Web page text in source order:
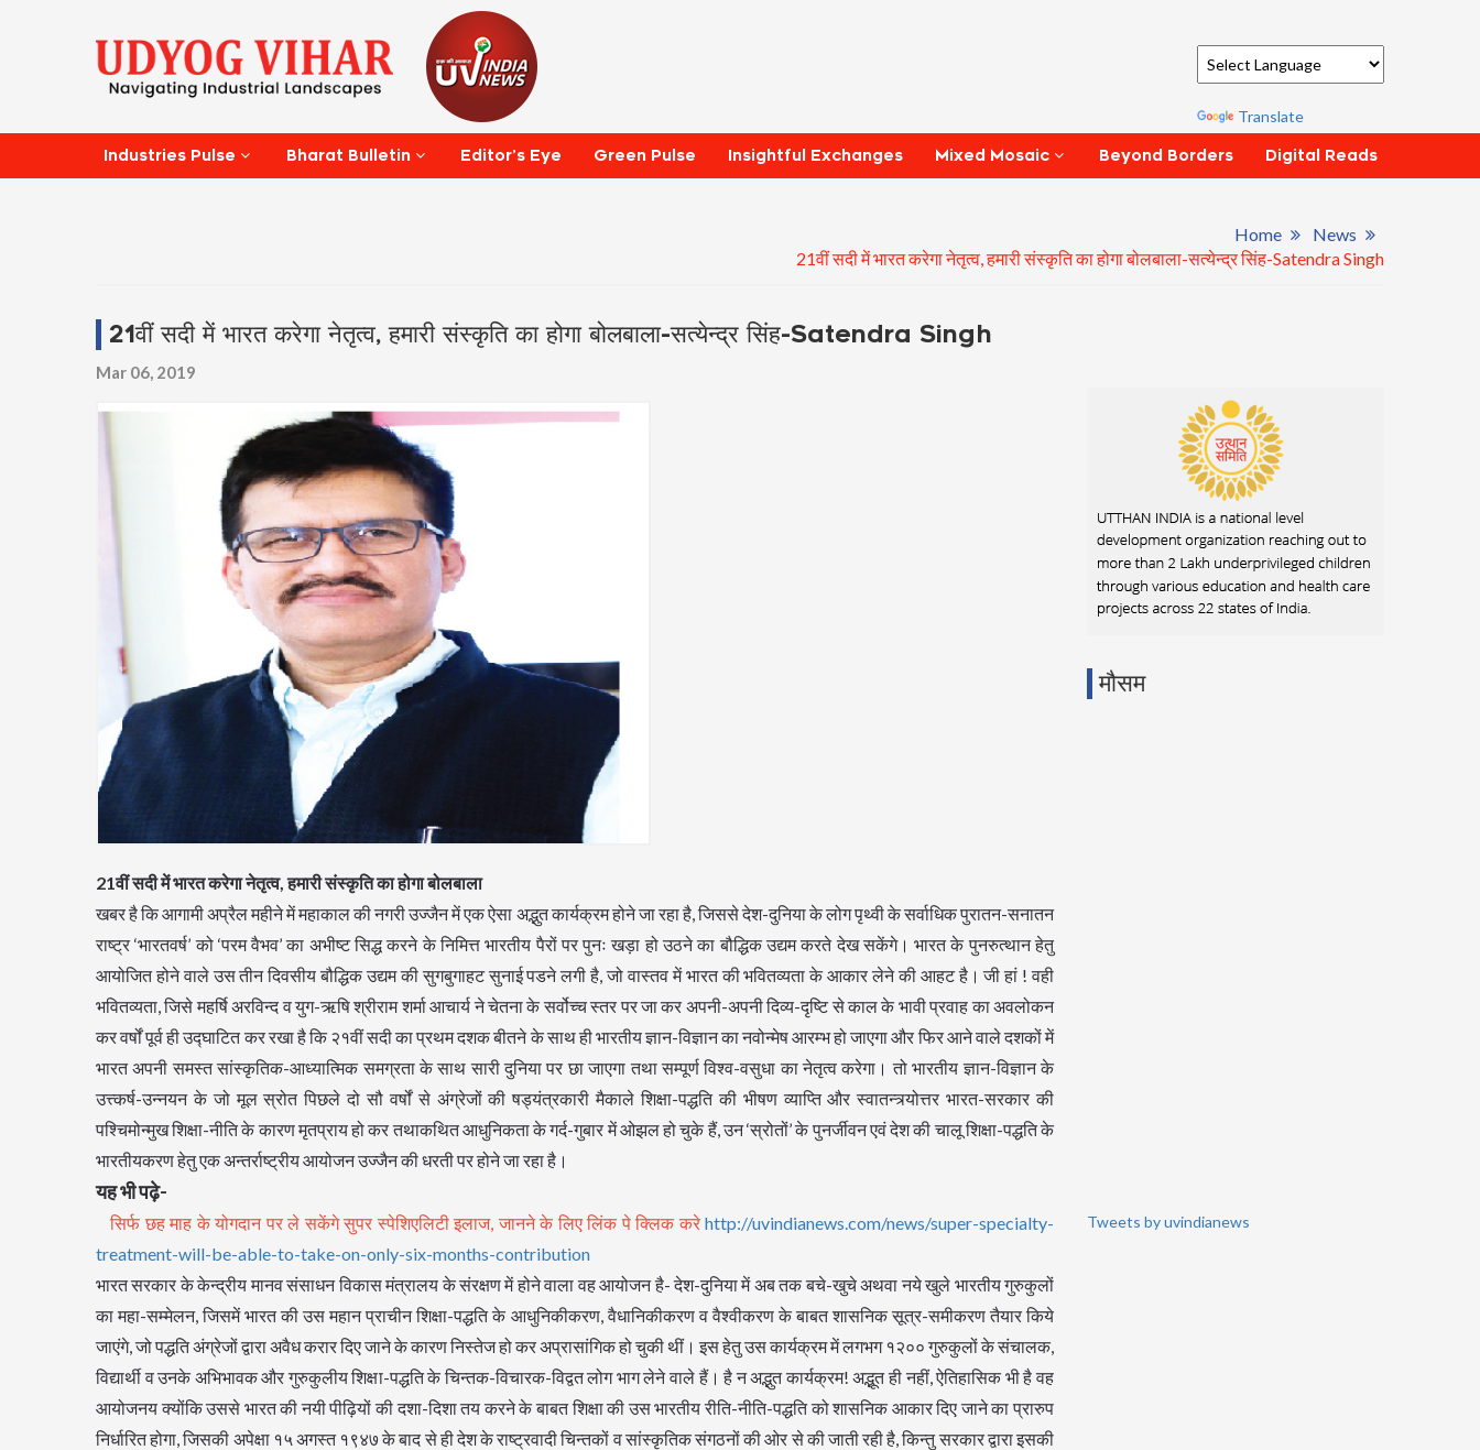
Translate
Industries Pulse Bharat Bulletin Editor’s Eye Green Pulse Insightful Exchanges Mixed Mosaic Beyond Borders Digital Reads
Home
News
21वीं सदी में भारत करेगा नेतृत्व, हमारी संस्कृति का होगा बोलबाला-सत्येन्द्र सिंह-Satendra Singh
21वीं सदी में भारत करेगा नेतृत्व, हमारी संस्कृति का होगा बोलबाला-सत्येन्द्र सिंह-Satendra Singh
Mar 06, 2019
21वीं सदी में भारत करेगा नेतृत्व, हमारी संस्कृति का होगा बोलबाला
खबर है कि आगामी अप्रैल महीने में महाकाल की नगरी उज्जैन में एक ऐसा अद्भुत कार्यक्रम होने जा रहा है, जिससे देश-दुनिया के लोग पृथ्वी के सर्वाधिक पुरातन-सनातन
राष्ट्र ‘भारतवर्ष’ को ‘परम वैभव’ का अभीष्ट सिद्ध करने के निमित्त भारतीय पैरों पर पुनः खड़ा हो उठने का बौद्धिक उद्यम करते देख सकेंगे। भारत के पुनरुत्थान हेतु
आयोजित होने वाले उस तीन दिवसीय बौद्धिक उद्यम की सुगबुगाहट सुनाई पडने लगी है, जो वास्तव में भारत की भवितव्यता के आकार लेने की आहट है। जी हां ! वही
भवितव्यता, जिसे महर्षि अरविन्द व युग-ऋषि श्रीराम शर्मा आचार्य ने चेतना के सर्वोच्च स्तर पर जा कर अपनी-अपनी दिव्य-दृष्टि से काल के भावी प्रवाह का अवलोकन
कर वर्षों पूर्व ही उद्घाटित कर रखा है कि २१वीं सदी का प्रथम दशक बीतने के साथ ही भारतीय ज्ञान-विज्ञान का नवोन्मेष आरम्भ हो जाएगा और फिर आने वाले दशकों में
भारत अपनी समस्त सांस्कृतिक-आध्यात्मिक समग्रता के साथ सारी दुनिया पर छा जाएगा तथा सम्पूर्ण विश्व-वसुधा का नेतृत्व करेगा। तो भारतीय ज्ञान-विज्ञान के
उत्त्कर्ष-उन्नयन के जो मूल स्रोत पिछले दो सौ वर्षों से अंग्रेजों की षड्यंत्रकारी मैकाले शिक्षा-पद्धति की भीषण व्याप्ति और स्वातन्त्र्योत्तर भारत-सरकार की
पश्चिमोन्मुख शिक्षा-नीति के कारण मृतप्राय हो कर तथाकथित आधुनिकता के गर्द-गुबार में ओझल हो चुके हैं, उन ‘स्रोतों’ के पुनर्जीवन एवं देश की चालू शिक्षा-पद्धति के
भारतीयकरण हेतु एक अन्तर्राष्ट्रीय आयोजन उज्जैन की धरती पर होने जा रहा है।
यह भी पढ़े-
सिर्फ छह माह के योगदान पर ले सकेंगे सुपर स्पेशिएलिटी इलाज, जानने के लिए लिंक पे क्लिक करे http://uvindianews.com/news/super-specialty-
treatment-will-be-able-to-take-on-only-six-months-contribution
भारत सरकार के केन्द्रीय मानव संसाधन विकास मंत्रालय के संरक्षण में होने वाला वह आयोजन है- देश-दुनिया में अब तक बचे-खुचे अथवा नये खुले भारतीय गुरुकुलों
का महा-सम्मेलन, जिसमें भारत की उस महान प्राचीन शिक्षा-पद्धति के आधुनिकीकरण, वैधानिकीकरण व वैश्वीकरण के बाबत शासनिक सूत्र-समीकरण तैयार किये
जाएंगे, जो पद्धति अंग्रेजों द्वारा अवैध करार दिए जाने के कारण निस्तेज हो कर अप्रासांगिक हो चुकी थीं। इस हेतु उस कार्यक्रम में लगभग १२०० गुरुकुलों के संचालक,
विद्यार्थी व उनके अभिभावक और गुरुकुलीय शिक्षा-पद्धति के चिन्तक-विचारक-विद्वत लोग भाग लेने वाले हैं। है न अद्भुत कार्यक्रम! अद्भूत ही नहीं, ऐतिहासिक भी है वह
आयोजनय क्योंकि उससे भारत की नयी पीढ़ियों की दशा-दिशा तय करने के बाबत शिक्षा की उस भारतीय रीति-नीति-पद्धति को शासनिक आकार दिए जाने का प्रारुप
निर्धारित होगा, जिसकी अपेक्षा १५ अगस्त १९४७ के बाद से ही देश के राष्ट्रवादी चिन्तकों व सांस्कृतिक संगठनों की ओर से की जाती रही है, किन्तु सरकार द्वारा इसकी
मौसम
Tweets by uvindianews